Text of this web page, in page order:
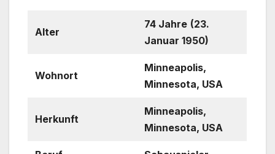
Alter
74 Jahre (23.
Januar 1950)
Wohnort
Minneapolis,
Minnesota, USA
Herkunft
Minneapolis,
Minnesota, USA